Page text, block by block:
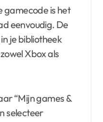
gamecode is het
eenvoudig. De
je bibliotheek
Xbox als
“Mijn games &
selecteer